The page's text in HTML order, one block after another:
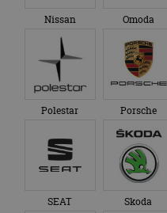
Nissan Omoda
Polestar Porsche
SEAT Skoda